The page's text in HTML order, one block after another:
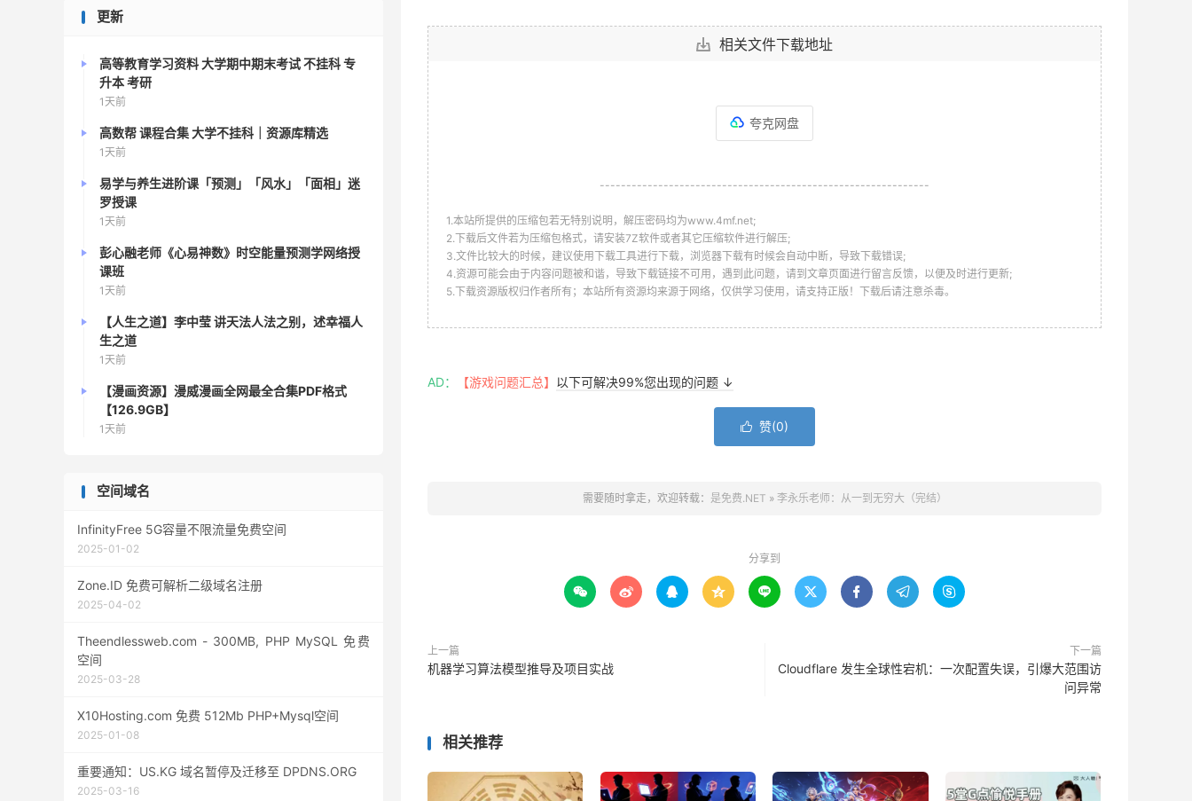
相关文件下载地址
夸克网盘
--------------------------------------------------------------
1.本站所提供的压缩包若无特别说明，解压密码均为www.4mf.net;
2.下载后文件若为压缩包格式，请安装7Z软件或者其它压缩软件进行解压;
3.文件比较大的时候，建议使用下载工具进行下载，浏览器下载有时候会自动中断，导致下载错误;
4.资源可能会由于内容问题被和谐，导致下载链接不可用，遇到此问题，请到文章页面进行留言反馈，以便及时进行更新;
5.下载资源版权归作者所有；本站所有资源均来源于网络，仅供学习使用，请支持正版！下载后请注意杀毒。
AD： 【游戏问题汇总】 以下可解决99%您出现的问题 ↓
 赞(0)
需要随时拿走，欢迎转载： 是免费.NET » 李永乐老师：从一到无穷大（完结）
分享到
        
上一篇
机器学习算法模型推导及项目实战
下一篇
Cloudflare 发生全球性宕机：一次配置失误，引爆大范围访
问异常
相关推荐
更新
高等教育学习资料 大学期中期末考试 不挂科 专
升本 考研
1天前
高数帮 课程合集 大学不挂科｜资源库精选
1天前
易学与养生进阶课「预测」「风水」「面相」迷
罗授课
1天前
彭心融老师《心易神数》时空能量预测学网络授
课班
1天前
【人生之道】李中莹 讲天法人法之别，述幸福人
生之道
1天前
【漫画资源】漫威漫画全网最全合集PDF格式
【126.9GB】
1天前
空间域名
InfinityFree 5G容量不限流量免费空间
2025-01-02
Zone.ID 免费可解析二级域名注册
2025-04-02
Theendlessweb.com - 300MB, PHP MySQL 免费
空间
2025-03-28
X10Hosting.com 免费 512Mb PHP+Mysql空间
2025-01-08
重要通知：US.KG 域名暂停及迁移至 DPDNS.ORG
2025-03-16